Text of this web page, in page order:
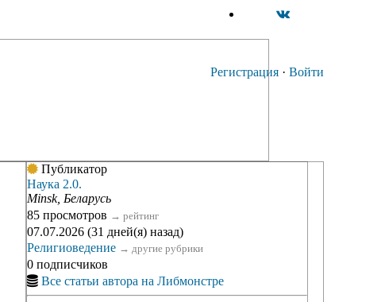
Регистрация · Войти
Публикатор
Наука 2.0.
Minsk, Беларусь
85 просмотров → рейтинг
07.07.2026 (31 дней(я) назад)
Религиоведение → другие рубрики
0 подписчиков
Все статьи автора на Либмонстре